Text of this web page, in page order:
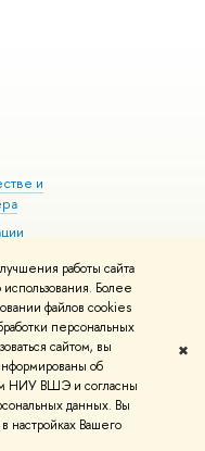
работы сайта
Более
файлов cookies
персональных
сайтом, вы
об
НИУ ВШЭ и согласны
данных. Вы
настройках Вашего
✖
и
Условия использования
Карта сайта
вШколе дизайна НИУ ВШЭ